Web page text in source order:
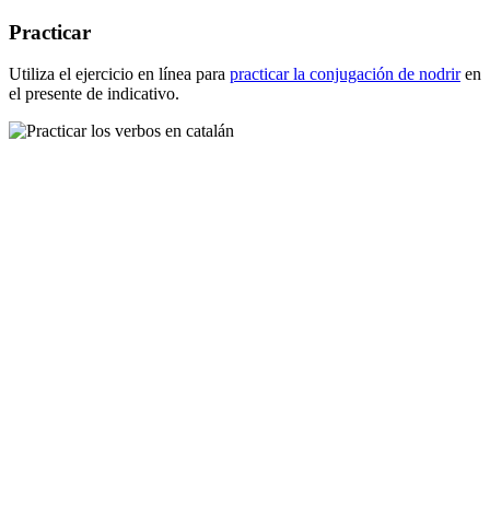
Practicar
Utiliza el ejercicio en línea para practicar la conjugación de nodriren
el presente de indicativo.